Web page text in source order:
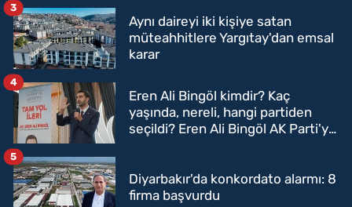
Aynı daireyi iki kişiye satan
müteahhitlere Yargıtay'dan emsal
karar
3
Eren Ali Bingöl kimdir? Kaç
yaşında, nereli, hangi partiden
seçildi? Eren Ali Bingöl AK Parti'ye
4
Diyarbakır'da konkordato alarmı: 8
firma başvurdu
5